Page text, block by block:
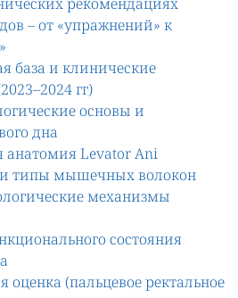
– от «упражнений» к
база и клинические
гг)
основы и
дна
анатомия Levator Ani
и типы мышечных волокон
механизмы
состояния
оценка (пальцевое ректальное